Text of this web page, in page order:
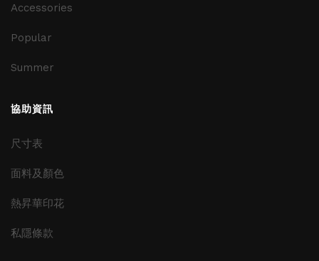
Accessories
Popular
Summer
協助資訊
尺寸表
面料及顏色
熱昇華印花
私隱條款